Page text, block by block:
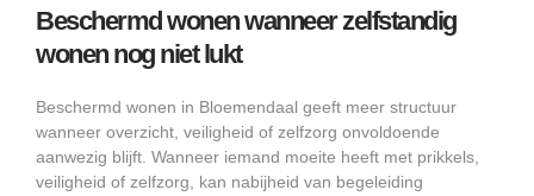
Beschermd wonen wanneer zelfstandig
wonen nog niet lukt
Beschermd wonen in Bloemendaal geeft meer structuur
wanneer overzicht, veiligheid of zelfzorg onvoldoende
aanwezig blijft. Wanneer iemand moeite heeft met prikkels,
veiligheid of zelfzorg, kan nabijheid van begeleiding